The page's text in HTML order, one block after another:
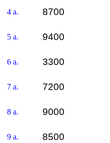
4 a. 8700
5 a. 9400
6 a. 3300
7 a. 7200
8 a. 9000
9 a. 8500